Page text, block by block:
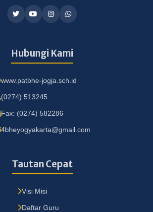
Hubungi Kami
www.patbhe-jogja.sch.id
(0274) 513245
Fax: (0274) 582286
4bheyogyakarta@gmail.com
Tautan Cepat
Visi Misi
Daftar Guru